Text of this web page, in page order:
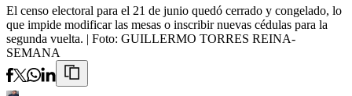
El censo electoral para el 21 de junio quedó cerrado y congelado, lo
que impide modificar las mesas o inscribir nuevas cédulas para la
segunda vuelta. | Foto: GUILLERMO TORRES REINA-
SEMANA